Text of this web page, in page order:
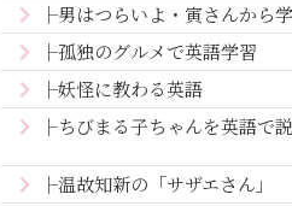
├男はつらいよ・寅さんから
├孤独のグルメで英語学習
├妖怪に教わる英語
├ちびまる子ちゃんを英語で
├温故知新の「サザエさん」